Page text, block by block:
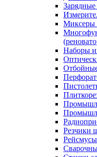
Зарядные
Миксеры
Наборы
Резчики